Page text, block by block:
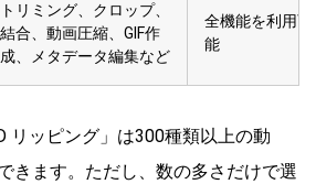
トリミング、クロップ、
結合、動画圧縮、GIF作
成、メタデータ編集など
全機能を利用可
能
リッピング」は300種類以上の動
きます。ただし、数の多さだけで選